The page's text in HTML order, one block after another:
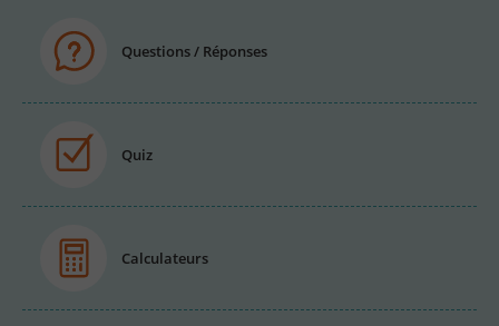
Questions / Réponses
Quiz
Calculateurs